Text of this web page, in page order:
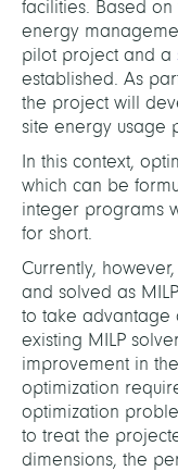
facilities. Based on
energy
pilot project and a
established. As
the project will
site energy usage
In this context,
which can be
integer programs
for short.
Currently,
and solved as
to take advantage
existing MILP
improvement in
optimization
optimization
to treat the
dimensions, the